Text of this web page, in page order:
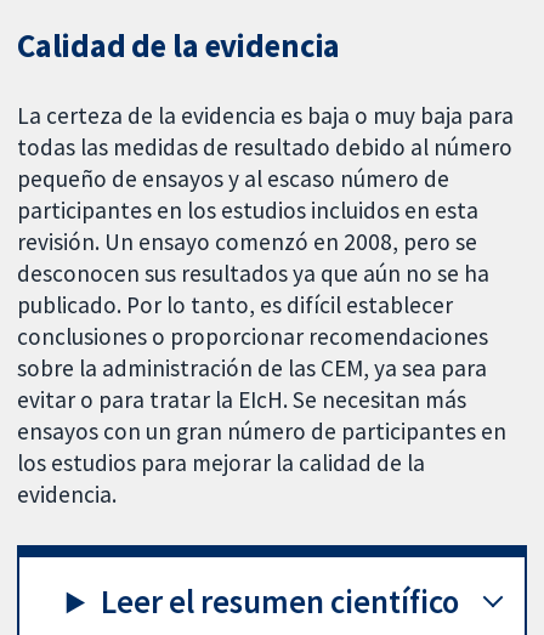
Calidad de la evidencia
La certeza de la evidencia es baja o muy baja para
todas las medidas de resultado debido al número
pequeño de ensayos y al escaso número de
participantes en los estudios incluidos en esta
revisión. Un ensayo comenzó en 2008, pero se
desconocen sus resultados ya que aún no se ha
publicado. Por lo tanto, es difícil establecer
conclusiones o proporcionar recomendaciones
sobre la administración de las CEM, ya sea para
evitar o para tratar la EIcH. Se necesitan más
ensayos con un gran número de participantes en
los estudios para mejorar la calidad de la
evidencia.
Leer el resumen científico